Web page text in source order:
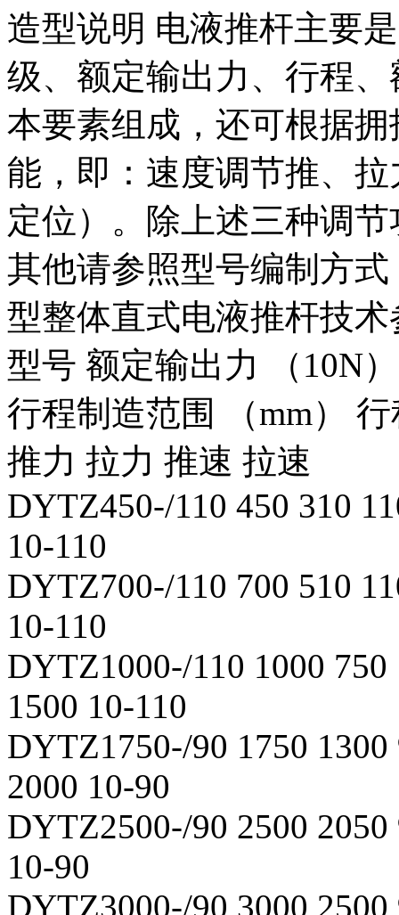
造型说明 电液推杆主要
级、额定输出力、行程
本要素组成，还可根据
能，即：速度调节推、
定位）。除上述三种调
其他请参照型号编制方
型整体直式电液推杆技
型号 额定输出力 （ 10N
行程制造范围
（mm）
推力 拉力 推速 拉速
DYTZ450-/110 450 310
10-110
DYTZ700-/110 700 510
10-110
DYTZ1000-/110 1000
1500 10-110
DYTZ1750-/90 1750
2000 10-90
DYTZ2500-/90 2500
10-90
DYTZ3000-/90 3000